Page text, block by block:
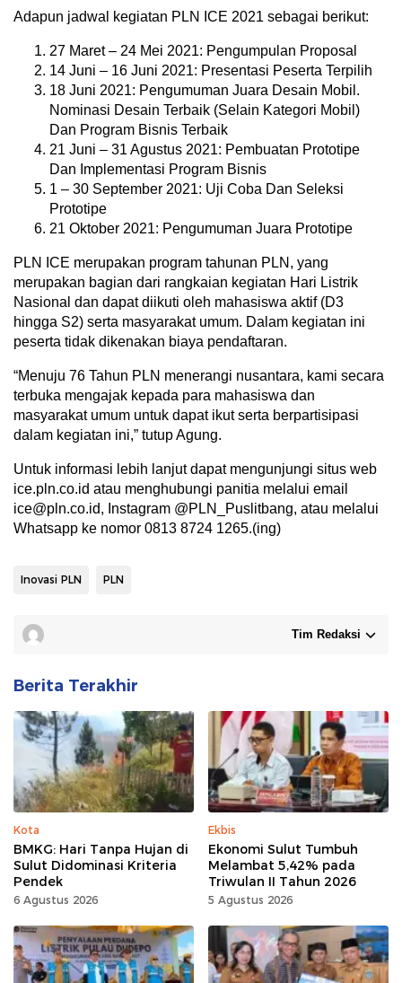
Adapun jadwal kegiatan PLN ICE 2021 sebagai berikut:
27 Maret – 24 Mei 2021: Pengumpulan Proposal
14 Juni – 16 Juni 2021: Presentasi Peserta Terpilih
18 Juni 2021: Pengumuman Juara Desain Mobil.
Nominasi Desain Terbaik (Selain Kategori Mobil)
Dan Program Bisnis Terbaik
21 Juni – 31 Agustus 2021: Pembuatan Prototipe
Dan Implementasi Program Bisnis
1 – 30 September 2021: Uji Coba Dan Seleksi
Prototipe
21 Oktober 2021: Pengumuman Juara Prototipe
PLN ICE merupakan program tahunan PLN, yang
merupakan bagian dari rangkaian kegiatan Hari Listrik
Nasional dan dapat diikuti oleh mahasiswa aktif (D3
hingga S2) serta masyarakat umum. Dalam kegiatan ini
peserta tidak dikenakan biaya pendaftaran.
“Menuju 76 Tahun PLN menerangi nusantara, kami secara
terbuka mengajak kepada para mahasiswa dan
masyarakat umum untuk dapat ikut serta berpartisipasi
dalam kegiatan ini,” tutup Agung.
Untuk informasi lebih lanjut dapat mengunjungi situs web
ice.pln.co.id atau menghubungi panitia melalui email
ice@pln.co.id, Instagram @PLN_Puslitbang, atau melalui
Whatsapp ke nomor 0813 8724 1265.(ing)
Inovasi PLN PLN
Tim Redaksi
Berita Terakhir
Kota
BMKG: Hari Tanpa Hujan di
Sulut Didominasi Kriteria
Pendek
6 Agustus 2026
Ekbis
Ekonomi Sulut Tumbuh
Melambat 5,42% pada
Triwulan II Tahun 2026
5 Agustus 2026